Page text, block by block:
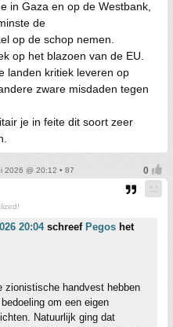
in Gaza en op de Westbank,
de
op de schop nemen.
op het blazoen van de EU.
landen kritiek leveren op
zware misdaden tegen
je in feite dit soort zeer
2026 @ 20:12 • 87
20:04schreef Pegos het
zionistische handvest hebben
om een eigen
Natuurlijk ging dat